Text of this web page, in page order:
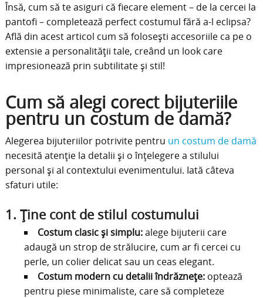
Însă, cum să te asiguri că fiecare element – de la cercei la
pantofi – completează perfect costumul fără a-l eclipsa?
Află din acest articol cum să folosești accesoriile ca pe o
extensie a personalității tale, creând un look care
impresionează prin subtilitate și stil!
Cum să alegi corect bijuteriile
pentru un costum de damă?
Alegerea bijuteriilor potrivite pentru un costum de damă
necesită atenție la detalii și o înțelegere a stilului
personal și al contextului evenimentului. Iată câteva
sfaturi utile:
1. Ține cont de stilul costumului
Costum clasic și simplu:alege bijuterii care
adaugă un strop de strălucire, cum ar fi cercei cu
perle, un colier delicat sau un ceas elegant.
Costum modern cu detalii îndrăznețe:optează
pentru piese minimaliste, care să completeze